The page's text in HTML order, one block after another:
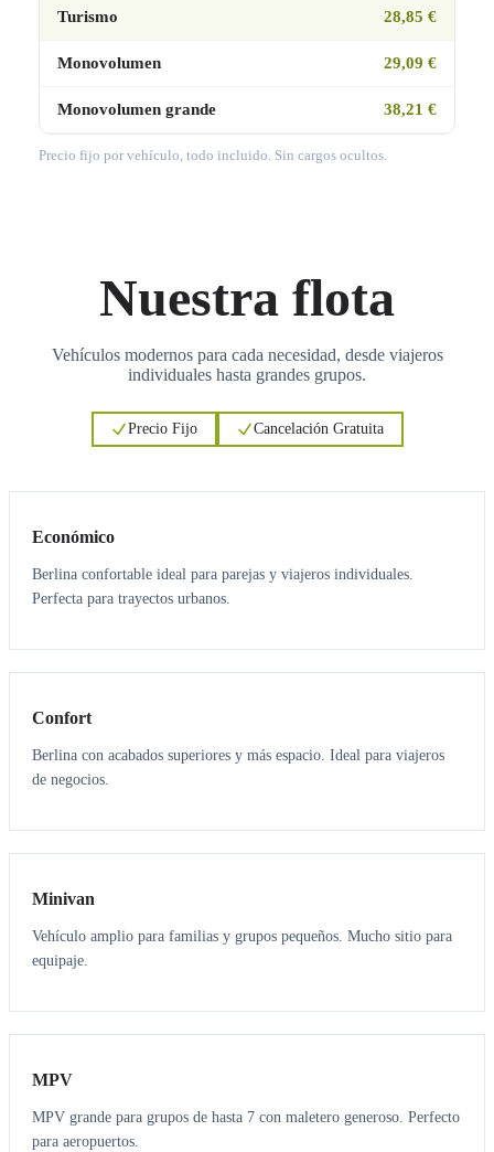
Turismo 28,85 €
Monovolumen 29,09 €
Monovolumen grande 38,21 €
Precio fijo por vehículo, todo incluido. Sin cargos ocultos.
Nuestra flota
Vehículos modernos para cada necesidad, desde viajeros
individuales hasta grandes grupos.
Precio Fijo Cancelación Gratuita
Económico
Berlina confortable ideal para parejas y viajeros individuales.
Perfecta para trayectos urbanos.
3 3
Confort
Berlina con acabados superiores y más espacio. Ideal para viajeros
de negocios.
6 5
Minivan
Vehículo amplio para familias y grupos pequeños. Mucho sitio para
equipaje.
7 7
MPV
MPV grande para grupos de hasta 7 con maletero generoso. Perfecto
para aeropuertos.